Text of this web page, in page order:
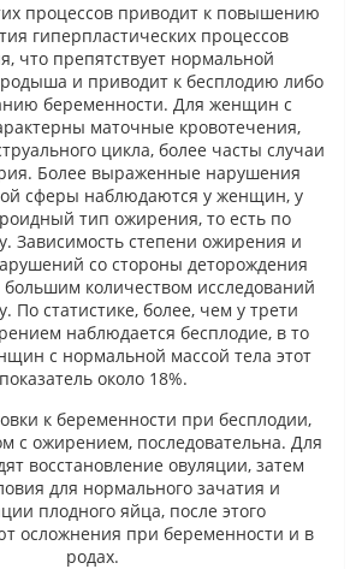
процессов приводит к повышению
гиперпластических процессов
что препятствует нормальной
и приводит к бесплодию либо
беременности. Для женщин с
маточные кровотечения,
цикла, более часты случаи
Более выраженные нарушения
сферы наблюдаются у женщин, у
тип ожирения, то есть по
Зависимость степени ожирения и
со стороны деторождения
большим количеством исследований
По статистике, более, чем у трети
наблюдается бесплодие, в то
с нормальной массой тела этот
показатель около 18%.
к беременности при бесплодии,
с ожирением, последовательна. Для
восстановление овуляции, затем
для нормального зачатия и
плодного яйца, после этого
осложнения при беременности и в
родах.